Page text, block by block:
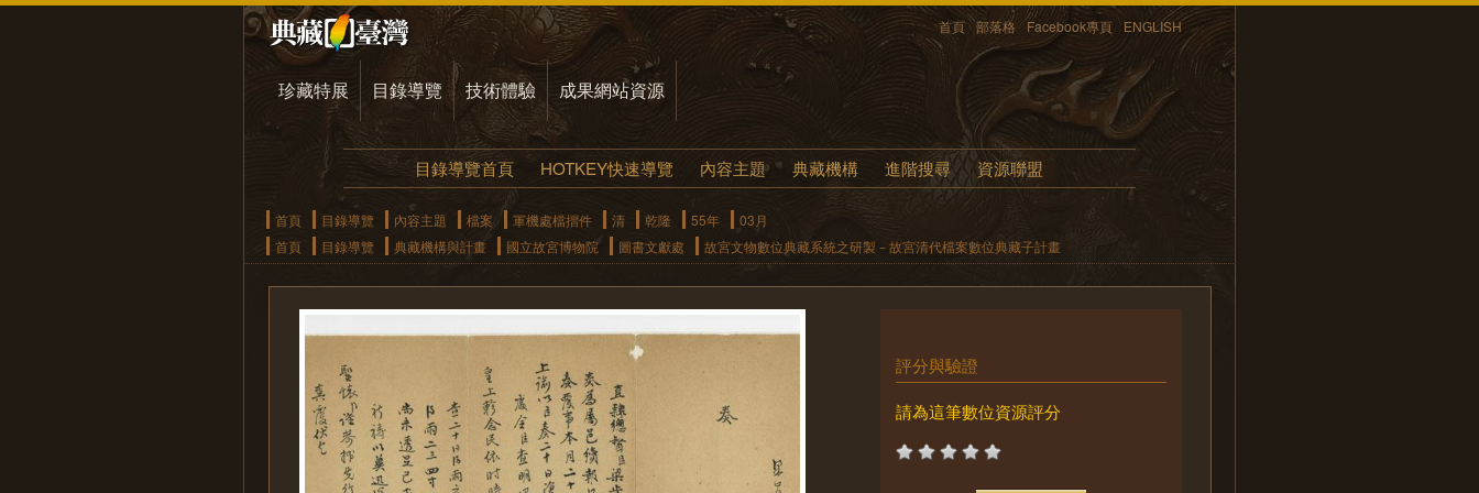
首頁 部落格 Facebook專頁 ENGLISH
珍藏特展 目錄導覽 技術體驗 成果網站資源
目錄導覽首頁 HOTKEY快速導覽 內容主題 典藏機構 進階搜尋 資源聯盟
首頁 目錄導覽 內容主題 檔案 軍機處檔摺件 清 乾隆 55年
03月
首頁
目錄導覽 典藏機構與計畫 國立故宮博物院 圖書文獻處 故宮文物數位典藏系統之研製－故宮清代檔案數位典藏子計畫
評分與驗證
請為這筆數位資源評分